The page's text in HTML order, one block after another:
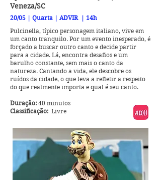
Veneza/SC
20/05 | Quarta | ADVIR | 14h
Pulcinella, típico personagem italiano, vive em
um canto tranquilo. Por um evento inesperado, é
forçado a buscar outro canto e decide partir
para a cidade. Lá, encontra desafios e um
barulho constante, sem mais o canto da
natureza. Cantando a vida, ele descobre os
ruídos da cidade, o que leva a refletir a respeito
do que realmente importa e qual é seu canto.
Duração: 40 minutos
Classificação: Livre